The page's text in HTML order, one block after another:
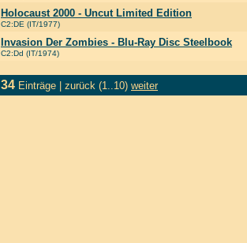
Holocaust 2000 - Uncut Limited Edition
C2:DE (IT/1977)
Invasion Der Zombies - Blu-Ray Disc Steelbook
C2:Dd (IT/1974)
34 Einträge | zurück (1..10) weiter